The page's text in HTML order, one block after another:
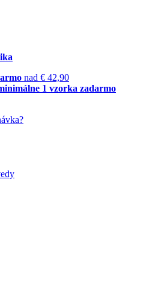
nad € 42,90
1 vzorka zadarmo